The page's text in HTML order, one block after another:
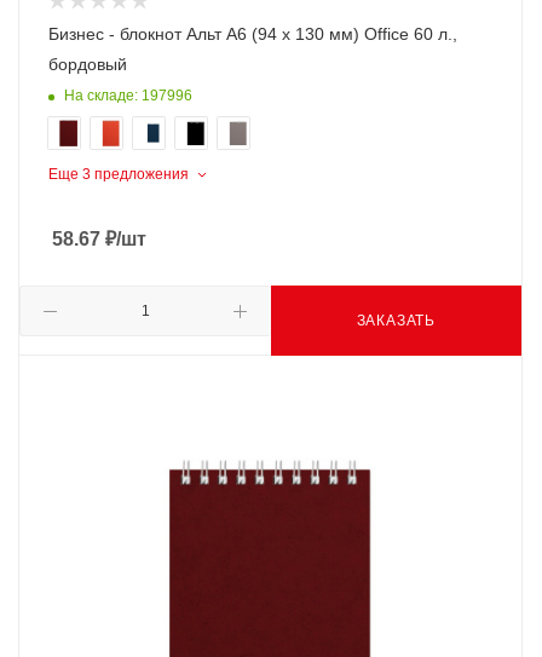
Бизнес - блокнот Альт А6 (94 х 130 мм) Office 60 л.,
бордовый
На складе: 197996
Еще 3 предложения
58.67 ₽/шт
ЗАКАЗАТЬ